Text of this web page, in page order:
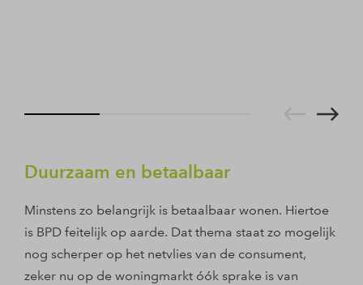
Duurzaam en betaalbaar
Minstens zo belangrijk is betaalbaar wonen. Hiertoe
is BPD feitelijk op aarde. Dat thema staat zo mogelijk
nog scherper op het netvlies van de consument,
zeker nu op de woningmarkt óók sprake is van